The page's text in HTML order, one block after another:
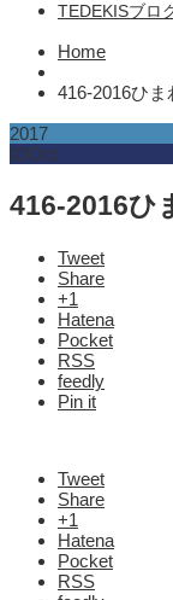
TEDEKISブロ
Home
416-2016ひ
2017
03Oct
416-2016ひ
Tweet
Share
+1
Hatena
Pocket
RSS
feedly
Pin it
Tweet
Share
+1
Hatena
Pocket
RSS